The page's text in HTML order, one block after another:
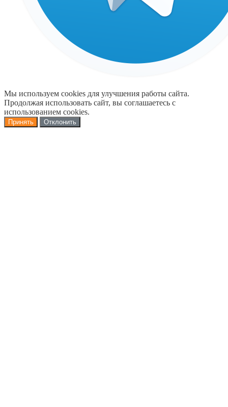
Мы используем cookies для улучшения работы сайта.
Продолжая использовать сайт, вы соглашаетесь с
использованием cookies.
Принять Отклонить